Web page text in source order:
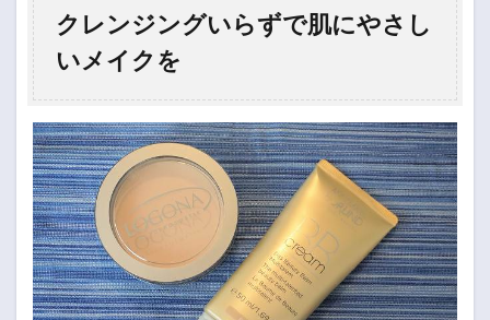
クレンジングいらずで肌にやさし
いメイクを